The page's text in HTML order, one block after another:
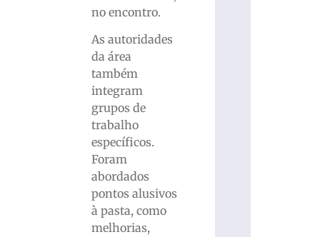
no encontro.
As autoridades
da área
também
integram
grupos de
trabalho
específicos.
Foram
abordados
pontos alusivos
à pasta, como
melhorias,